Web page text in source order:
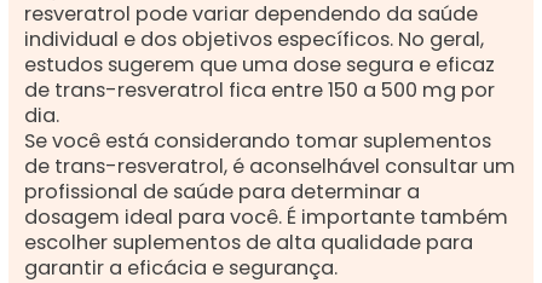
resveratrol pode variar dependendo da saúde
individual e dos objetivos específicos. No geral,
estudos sugerem que uma dose segura e eficaz
de trans-resveratrol fica entre 150 a 500 mg por
dia.
Se você está considerando tomar suplementos
de trans-resveratrol, é aconselhável consultar um
profissional de saúde para determinar a
dosagem ideal para você. É importante também
escolher suplementos de alta qualidade para
garantir a eficácia e segurança.